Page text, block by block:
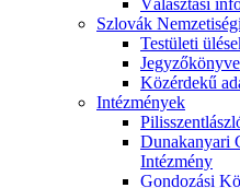
Választási
Szlovák
Testületi
Közérdekű
Intézmények
Dunakanyari
Intézmény
Gondozási